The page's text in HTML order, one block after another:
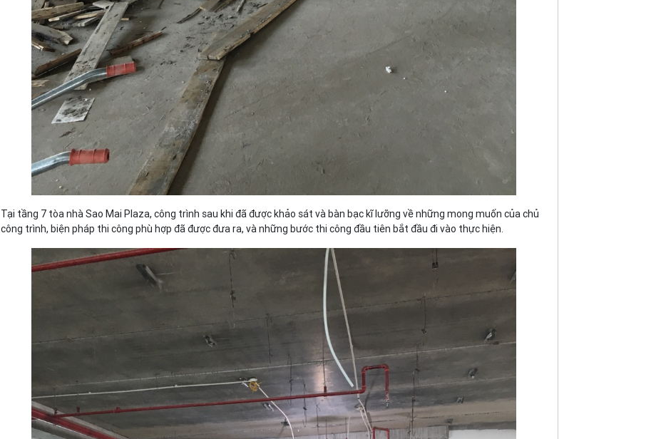
Tại tầng 7 tòa nhà Sao Mai Plaza, công trình sau khi đã được khảo sát và bàn bạc kĩ lưỡng về những mong muốn của chủ
công trình, biện pháp thi công phù hợp đã được đưa ra, và những bước thi công đầu tiên bắt đầu đi vào thực hiện.